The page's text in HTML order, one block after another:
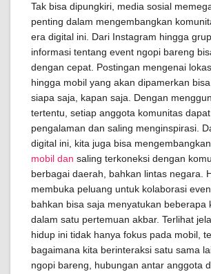
Tak bisa dipungkiri, media sosial
penting dalam mengembangkan
era digital ini. Dari Instagram hingga
informasi tentang event ngopi bareng
dengan cepat. Postingan mengenai
hingga mobil yang akan dipamerkan
siapa saja, kapan saja. Dengan
tertentu, setiap anggota komunitas
pengalaman dan saling menginspirasi.
digital ini, kita juga bisa mengembangkan
mobil dan saling terkoneksi dengan
berbagai daerah, bahkan lintas negara.
membuka peluang untuk kolaborasi
bahkan bisa saja menyatukan beberapa
dalam satu pertemuan akbar. Terlihat
hidup ini tidak hanya fokus pada mobil,
bagaimana kita berinteraksi satu sama
ngopi bareng, hubungan antar anggota